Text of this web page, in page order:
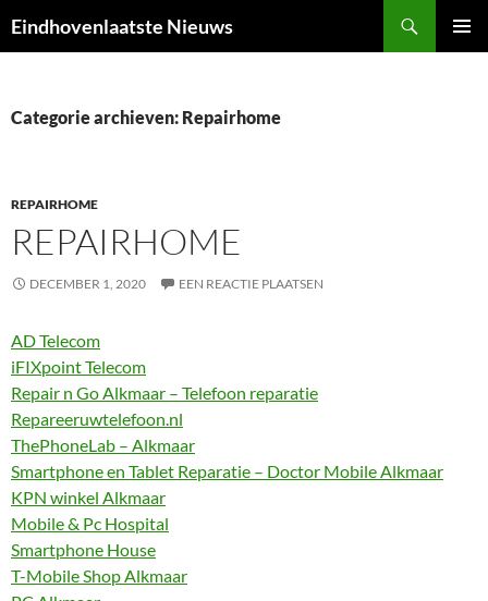
naar
Eindhovenlaatste Nieuws
Categorie archieven: Repairhome
REPAIRHOME
REPAIRHOME
DECEMBER 1, 2020 EEN REACTIE PLAATSEN
AD Telecom
iFIXpoint Telecom
Repair n Go Alkmaar – Telefoon reparatie
Repareeruwtelefoon.nl
ThePhoneLab – Alkmaar
Smartphone en Tablet Reparatie – Doctor Mobile Alkmaar
KPN winkel Alkmaar
Mobile & Pc Hospital
Smartphone House
T-Mobile Shop Alkmaar